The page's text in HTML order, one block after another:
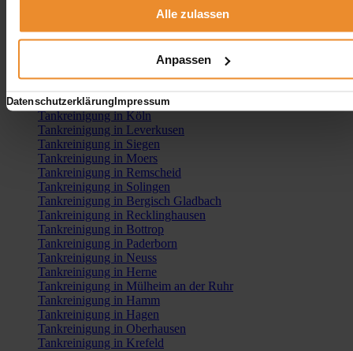
Alle zulassen
Anpassen
DatenschutzerklärungImpressum
Tankreinigung NRW
Tankreinigung in NRW
Tankreinigung in Köln
Tankreinigung in Leverkusen
Tankreinigung in Siegen
Tankreinigung in Moers
Tankreinigung in Remscheid
Tankreinigung in Solingen
Tankreinigung in Bergisch Gladbach
Tankreinigung in Recklinghausen
Tankreinigung in Bottrop
Tankreinigung in Paderborn
Tankreinigung in Neuss
Tankreinigung in Herne
Tankreinigung in Mülheim an der Ruhr
Tankreinigung in Hamm
Tankreinigung in Hagen
Tankreinigung in Oberhausen
Tankreinigung in Krefeld